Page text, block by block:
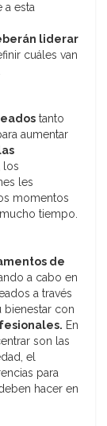
a esta
liderar
cuáles van
tanto
aumentar
los
les
momentos
tiempo.
de
a cabo en
a través
bienestar con
En
son las
el
para
hacer en